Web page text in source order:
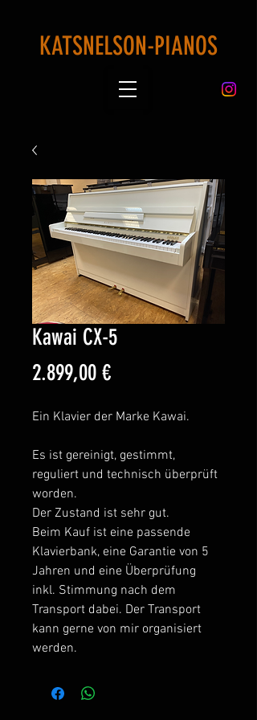
KATSNELSON-PIANOS
Kawai CX-5
2.899,00 €Preis
Ein Klavier der Marke Kawai.
Es ist gereinigt, gestimmt,
reguliert und technisch überprüft
worden.
Der Zustand ist sehr gut.
Beim Kauf ist eine passende
Klavierbank, eine Garantie von 5
Jahren und eine Überprüfung
inkl. Stimmung nach dem
Transport dabei. Der Transport
kann gerne von mir organisiert
werden.